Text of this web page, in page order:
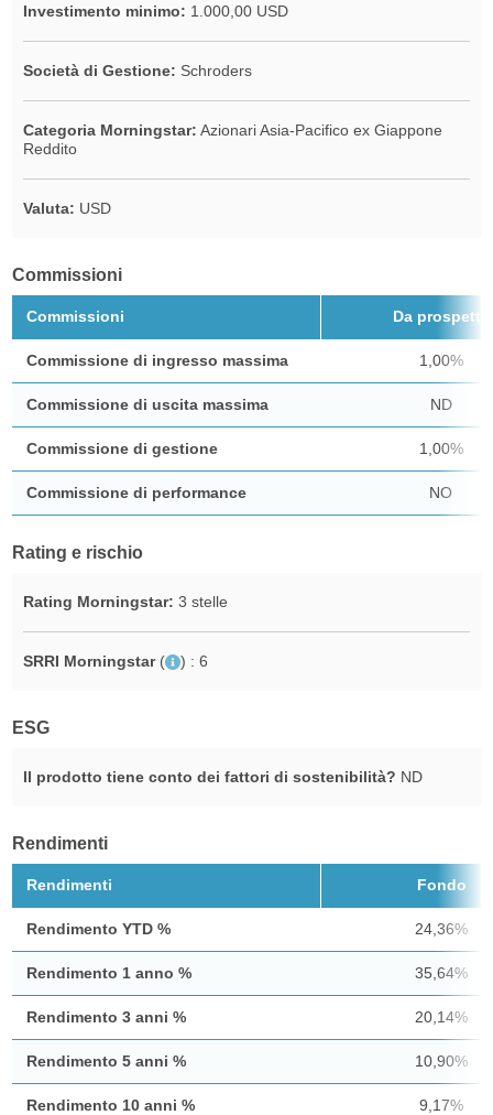
Investimento minimo: 1.000,00 USD
Società di Gestione: Schroders
Categoria Morningstar: Azionari Asia-Pacifico ex Giappone
Reddito
Valuta: USD
Commissioni
Commissioni Da prospetto
Commissione di ingresso massima 1,00%
Commissione di uscita massima ND
Commissione di gestione 1,00%
Commissione di performance NO
Rating e rischio
Rating Morningstar: 3 stelle
SRRI Morningstar ( ) : 6
ESG
Il prodotto tiene conto dei fattori di sostenibilità? ND
Rendimenti
Rendimenti Fondo
Rendimento YTD % 24,36%
Rendimento 1 anno % 35,64%
Rendimento 3 anni % 20,14%
Rendimento 5 anni % 10,90%
Rendimento 10 anni % 9,17%